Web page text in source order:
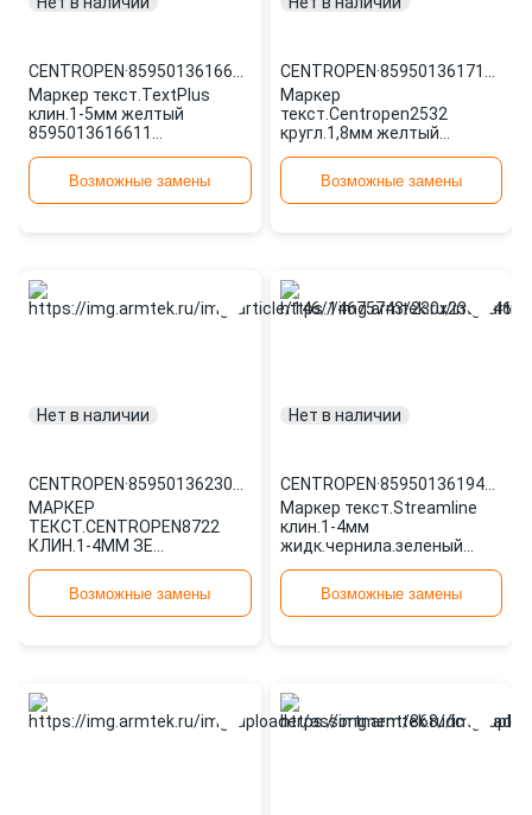
CENTROPEN·
Маркер текст.TextPlus
клин.1-5мм желтый
8595013616611
Возможные замены
CENTROPEN·
Маркер
текст.Centropen2532
кругл.1,8мм желтый
Возможные замены
Нет в наличии
CENTROPEN·
МАРКЕР
ТЕКСТ.CENTROPEN8722
КЛИН.1-4ММ ЗЕ
Возможные замены
Нет в наличии
CENTROPEN·
8595013619414
Маркер текст.Streamline
клин.1-4мм
жидк.чернила.зеленый
CENTROPENВозможные замены